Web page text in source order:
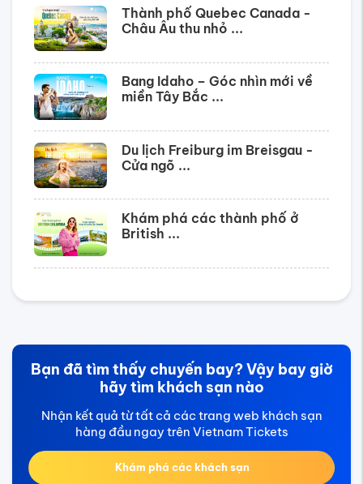
Thành phố Quebec Canada -
Châu Âu thu nhỏ ...
Bang Idaho – Góc nhìn mới về
miền Tây Bắc ...
Du lịch Freiburg im Breisgau -
Cửa ngõ ...
Khám phá các thành phố ở
British ...
Bạn đã tìm thấy chuyến bay? Vậy bay giờ
hãy tìm khách sạn nào
Nhận kết quả từ tất cả các trang web khách sạn
hàng đầu ngay trên Vietnam Tickets
Khám phá các khách sạn